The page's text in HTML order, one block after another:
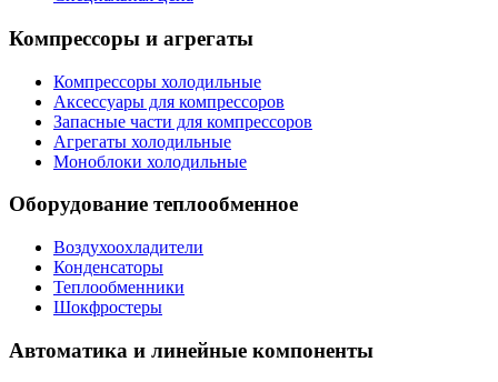
Компрессоры и агрегаты
Компрессоры холодильные
Аксессуары для компрессоров
Запасные части для компрессоров
Агрегаты холодильные
Моноблоки холодильные
Оборудование теплообменное
Воздухоохладители
Конденсаторы
Теплообменники
Шокфростеры
Автоматика и линейные компоненты